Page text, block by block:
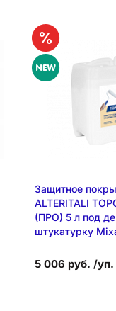
Защитное
ALTERITALI
(ПРО) 5 л под
штукатурку
5 006 руб. /уп.